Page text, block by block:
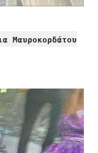
Μαυροκορδάτου